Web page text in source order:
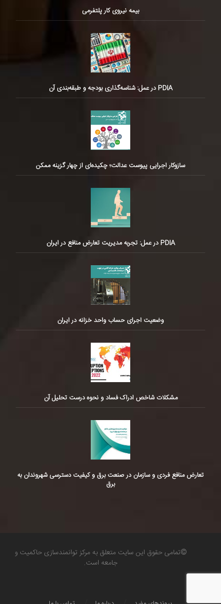
بیمه نیروی کار پلتفرمی
PDIA در عمل: شناسه‌گذاری بودجه و طبقه‌بندی آن
سازوکار اجرایی پیوست عدالت؛ چکیده‌ای از چهار گزینه ممکن
PDIA در عمل: تجربه مدیریت تعارض منافع در ایران
وضعیت اجرای حساب واحد خزانه در ایران
مشکلات شاخص ادراک فساد و نحوه درست تحلیل آن
تعارض منافع فردی و سازمان در صنعت برق و کیفیت دسترسی شهروندان به
برق
©تمامی حقوق این سایت متعلق به مرکز توانمندسازی حاکمیت و
جامعه است.